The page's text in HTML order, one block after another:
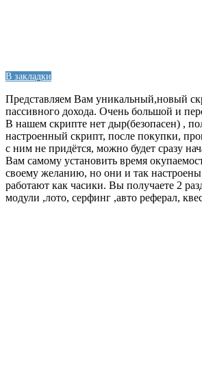
В закладки
Представляем Вам уникальный,новый
пассивного дохода. Очень большой и
В нашем скрипте нет дыр(безопасен) ,
настроенный скрипт, после покупки,
с ним не придётся, можно будет сразу
Вам самому установить время
своему желанию, но они и так
работают как часики. Вы получаете 2
модули ,лото, серфинг ,авто реферал,